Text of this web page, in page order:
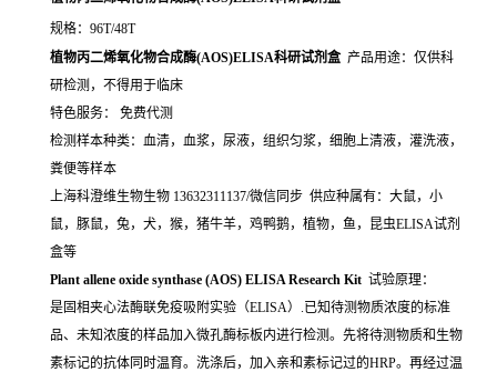
规格：96T/48T
植物丙二烯氧化物合成酶(AOS)ELISA科研试剂盒 产品用途：仅供科
研检测，不得用于临床
特色服务： 免费代测
检测样本种类：血清，血浆，尿液，组织匀浆，细胞上清液，灌洗液，
粪便等样本
上海科澄维生物生物 13632311137/微信同步 供应种属有：大鼠，小
鼠，豚鼠，兔，犬，猴，猪牛羊，鸡鸭鹅，植物，鱼，昆虫ELISA试剂
盒等
Plant allene oxide synthase (AOS) ELISA Research Kit 试验原理：
是固相夹心法酶联免疫吸附实验（ELISA）.已知待测物质浓度的标准
品、未知浓度的样品加入微孔酶标板内进行检测。先将待测物质和生物
素标记的抗体同时温育。洗涤后，加入亲和素标记过的HRP。再经过温